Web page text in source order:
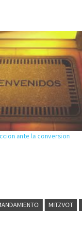
ante la conversion
MITZVOT